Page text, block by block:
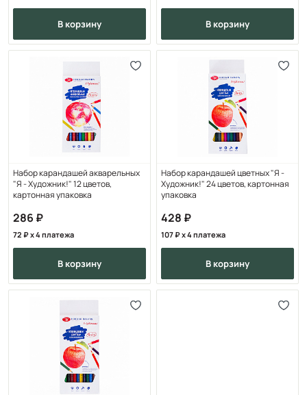
в корзину в корзину
Набор карандашей акварельных
"Я - Художник!" 12 цветов,
картонная упаковка
286
72 x 4 платежа
в корзину
Набор карандашей цветных "Я -
Художник!" 24 цветов, картонная
упаковка
428
107 x 4 платежа
в корзину